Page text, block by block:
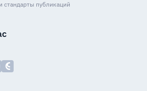
публикаций